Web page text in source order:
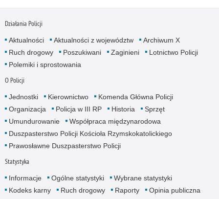
Działania Policji
Aktualności Aktualności z województw
Archiwum X
Ruch drogowy
Poszukiwani Zaginieni
Lotnictwo Policji
Polemiki i sprostowania
O Policji
Jednostki Kierownictwo
Komenda Główna Policji
Organizacja
Policja w III RP Historia
Sprzęt
Umundurowanie
Współpraca międzynarodowa
Duszpasterstwo Policji Kościoła Rzymskokatolickiego
Prawosławne Duszpasterstwo Policji
Statystyka
Informacje Ogólne statystyki
Wybrane statystyki
Kodeks karny
Ruch drogowy Raporty Opinia publiczna